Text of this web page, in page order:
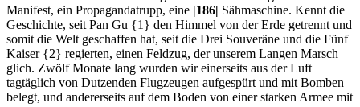
Manifest, ein Propagandatrupp, eine |186| Sähmaschine. Kennt die
Geschichte, seit Pan Gu {1} den Himmel von der Erde getrennt und
somit die Welt geschaffen hat, seit die Drei Souveräne und die Fünf
Kaiser {2} regierten, einen Feldzug, der unserem Langen Marsch
glich. Zwölf Monate lang wurden wir einerseits aus der Luft
tagtäglich von Dutzenden Flugzeugen aufgespürt und mit Bomben
belegt, und andererseits auf dem Boden von einer starken Armee mit